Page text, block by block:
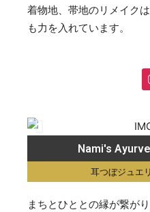
着物地、帯地のリメイク
も力を入れています。
Nami's
耳つぼジュエ
まちとひととの縁が繋が